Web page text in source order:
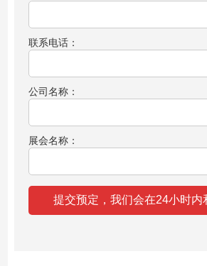
联系电话：
公司名称：
展会名称：